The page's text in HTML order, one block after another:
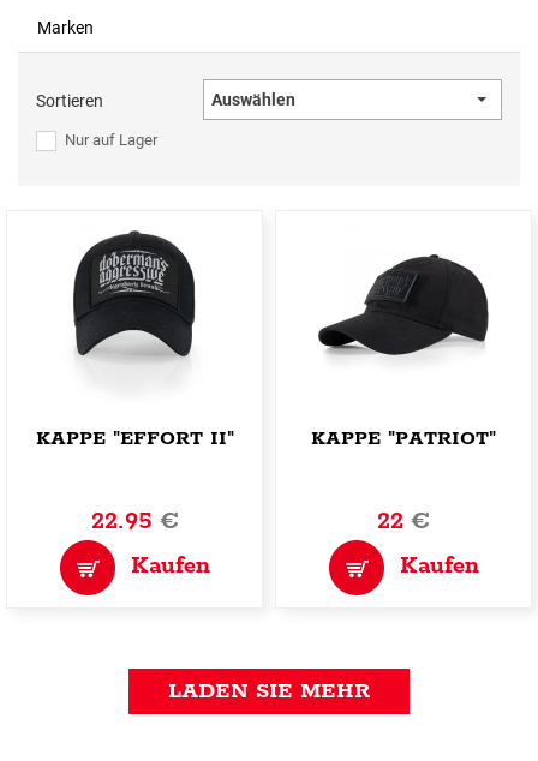
Marken
Sortieren Auswählen
Nur auf Lager
KAPPE "EFFORT II"
22.95€
Kaufen
KAPPE "PATRIOT"
22€
Kaufen
LADEN SIE MEHR